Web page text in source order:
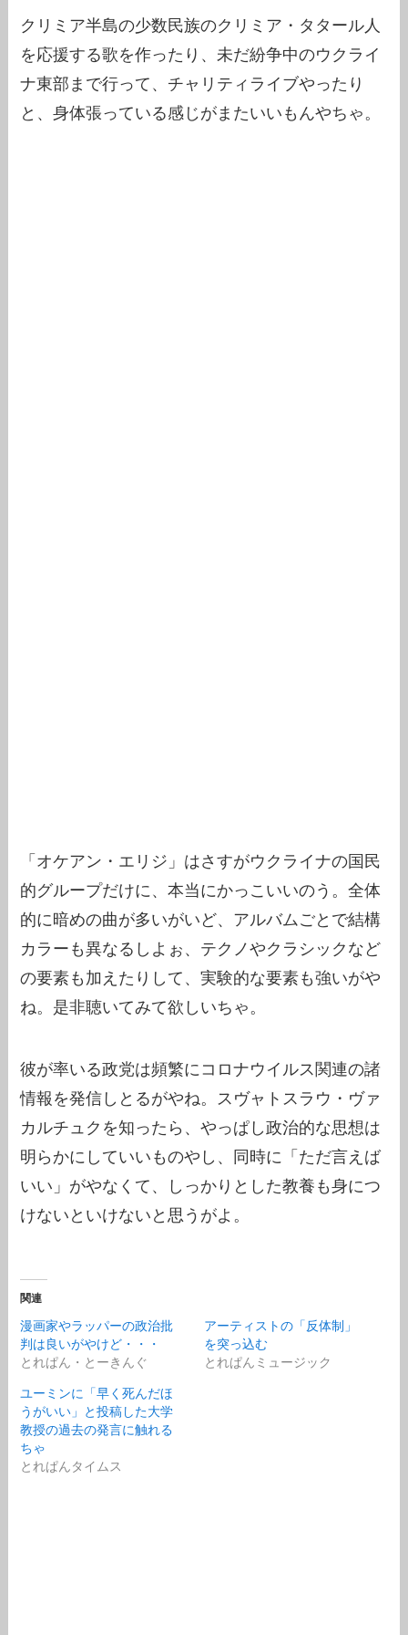
クリミア半島の少数民族のクリミア・タタール人
を応援する歌を作ったり、未だ紛争中のウクライ
ナ東部まで行って、チャリティライブやったり
と、身体張っている感じがまたいいもんやちゃ。
「オケアン・エリジ」はさすがウクライナの国民
的グループだけに、本当にかっこいいのう。全体
的に暗めの曲が多いがいど、アルバムごとで結構
カラーも異なるしよぉ、テクノやクラシックなど
の要素も加えたりして、実験的な要素も強いがや
ね。是非聴いてみて欲しいちゃ。
彼が率いる政党は頻繁にコロナウイルス関連の諸
情報を発信しとるがやね。スヴャトスラウ・ヴァ
カルチュクを知ったら、やっぱし政治的な思想は
明らかにしていいものやし、同時に「ただ言えば
いい」がやなくて、しっかりとした教養も身につ
けないといけないと思うがよ。
関連
漫画家やラッパーの政治批
判は良いがやけど・・・
とれぱん・とーきんぐ
アーティストの「反体制」
を突っ込む
とれぱんミュージック
ユーミンに「早く死んだほ
うがいい」と投稿した大学
教授の過去の発言に触れる
ちゃ
とれぱんタイムス